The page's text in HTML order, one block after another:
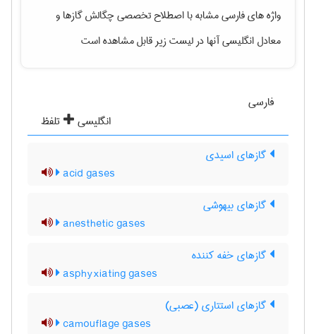
واژه های فارسی مشابه با اصطلاح تخصصیچگالش گازهاو
معادل انگلیسی آنها در لیست زیر قابل مشاهده است
فارسی
انگلیسی
تلفظ
گازهای اسیدی
acid gases
گازهای بیهوشی
anesthetic gases
گازهای خفه کننده
asphyxiating gases
گازهای استتاری (عصبی)
camouflage gases